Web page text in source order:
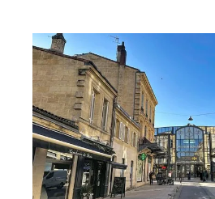
BORDEAUX 33
81,50 m2, 3 pièces
Ref : 26349
Appartement T3 à
695 000 €
BORDEAUX - GRANDS